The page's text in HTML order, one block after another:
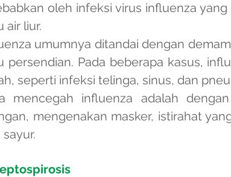
oleh infeksi virus influenza
air liur.
umumnya ditandai dengan
persendian. Pada beberapa kasus,
seperti infeksi telinga, sinus, dan
mencegah influenza adalah
mengenakan masker, istirahat